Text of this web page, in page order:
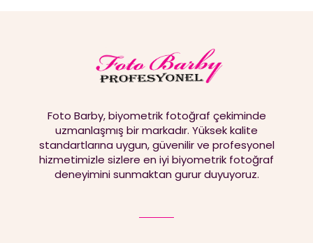
Foto Barby, biyometrik fotoğraf çekiminde
uzmanlaşmış bir markadır. Yüksek kalite
standartlarına uygun, güvenilir ve profesyonel
hizmetimizle sizlere en iyi biyometrik fotoğraf
deneyimini sunmaktan gurur duyuyoruz.